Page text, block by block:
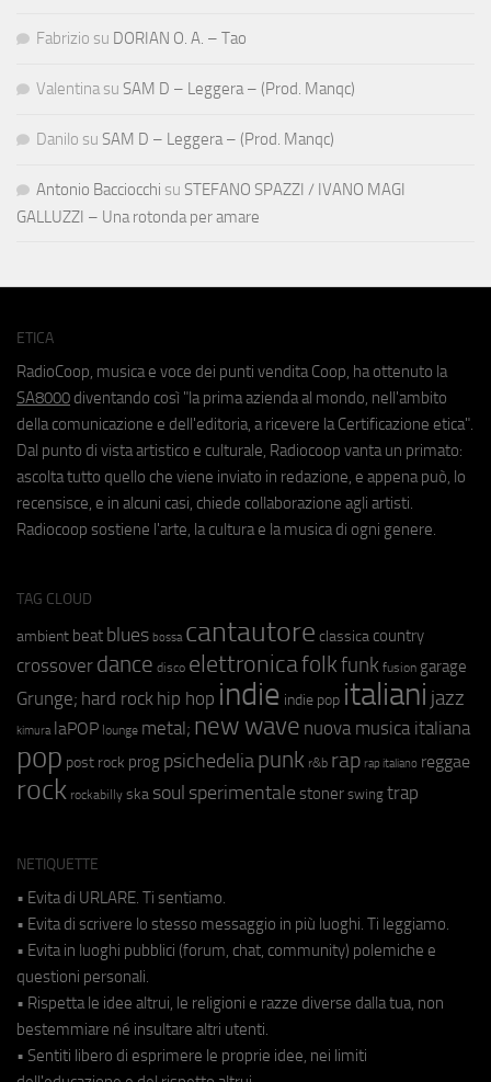
Fabrizio su DORIAN O. A. – Tao
Valentina su SAM D – Leggera – (Prod. Manqc)
Danilo su SAM D – Leggera – (Prod. Manqc)
Antonio Bacciocchi su STEFANO SPAZZI / IVANO MAGI
GALLUZZI – Una rotonda per amare
ETICA
RadioCoop, musica e voce dei punti vendita Coop, ha ottenuto la
SA8000 diventando così "la prima azienda al mondo, nell'ambito
della comunicazione e dell'editoria, a ricevere la Certificazione etica".
Dal punto di vista artistico e culturale, Radiocoop vanta un primato:
ascolta tutto quello che viene inviato in redazione, e appena può, lo
recensisce, e in alcuni casi, chiede collaborazione agli artisti.
Radiocoop sostiene l'arte, la cultura e la musica di ogni genere.
TAG CLOUD
ambient beat blues bossa cantautore classica country
crossover dance disco elettronicafolkfunk fusion garage
Grunge; hard rock hip hop indie indie pop italiani jazz
kimura laPOP lounge metal; new wave nuova musica italiana
pop post rock prog psichedeliapunk r&b rap rap italiano reggae
rock rockabilly ska soul sperimentale stoner swing trap
NETIQUETTE
• Evita di URLARE. Ti sentiamo.
• Evita di scrivere lo stesso messaggio in più luoghi. Ti leggiamo.
• Evita in luoghi pubblici (forum, chat, community) polemiche e
questioni personali.
• Rispetta le idee altrui, le religioni e razze diverse dalla tua, non
bestemmiare né insultare altri utenti.
• Sentiti libero di esprimere le proprie idee, nei limiti